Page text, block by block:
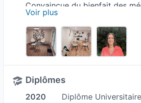
Convaincue du bienfait des
et de leur vision globale, j’ai
à la naturopathie au CNR
J’ai pu confirmer l’importance
nutrition et de l’hygiène de vie
développement des maladies
aggravation.
Voir plus
Diplômes
2020
Diplôme